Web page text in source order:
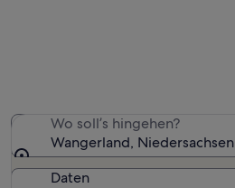
Wo soll’s hingehen?
Wangerland,
Daten